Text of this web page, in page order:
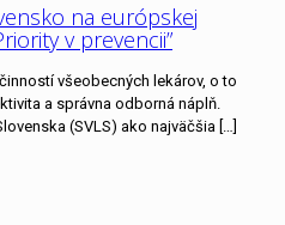
na európskej
v prevencii”
všeobecných lekárov, o to
a správna odborná náplň.
(SVLS) ako najväčšia